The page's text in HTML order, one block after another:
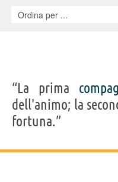
“La prima
dell'animo; la
fortuna.”